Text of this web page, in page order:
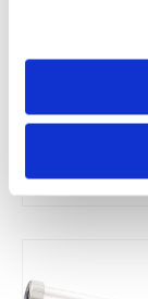
600 ml utan